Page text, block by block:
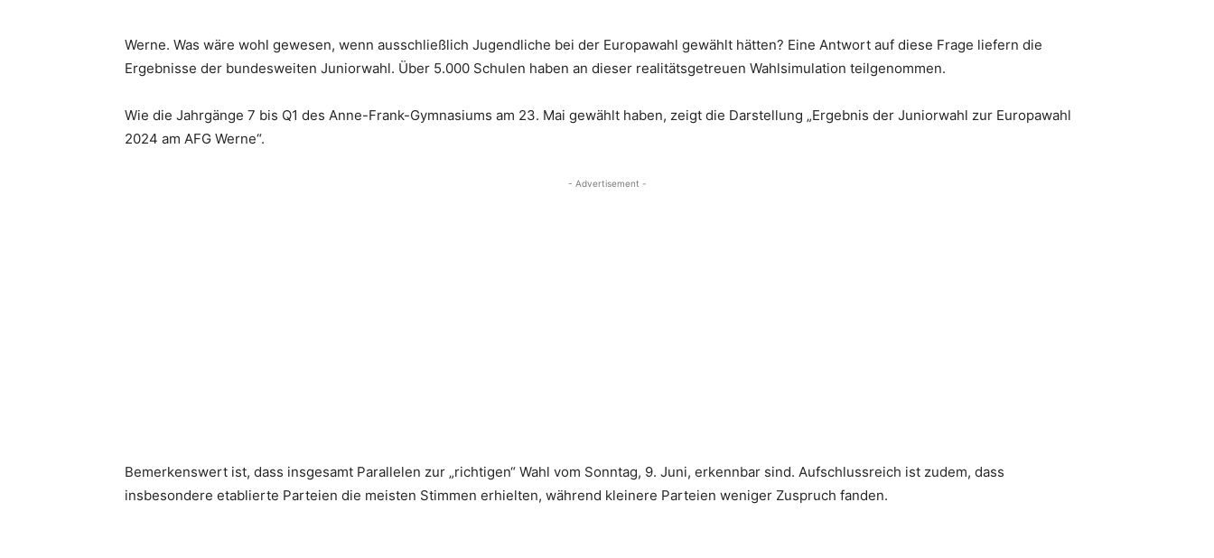
Werne. Was wäre wohl gewesen, wenn ausschließlich Jugendliche bei der Europawahl gewählt hätten? Eine Antwort auf diese Frage liefern die
Ergebnisse der bundesweiten Juniorwahl. Über 5.000 Schulen haben an dieser realitätsgetreuen Wahlsimulation teilgenommen.
Wie die Jahrgänge 7 bis Q1 des Anne-Frank-Gymnasiums am 23. Mai gewählt haben, zeigt die Darstellung „Ergebnis der Juniorwahl zur Europawahl
2024 am AFG Werne“.
- Advertisement -
Bemerkenswert ist, dass insgesamt Parallelen zur „richtigen“ Wahl vom Sonntag, 9. Juni, erkennbar sind. Aufschlussreich ist zudem, dass
insbesondere etablierte Parteien die meisten Stimmen erhielten, während kleinere Parteien weniger Zuspruch fanden.